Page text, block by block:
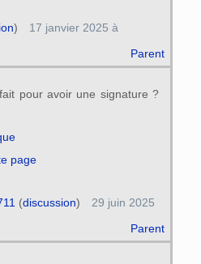
Parent
)
17 janvier 2025 à
pour avoir une signature ?
Parent
page
(discussion)
29 juin 2025